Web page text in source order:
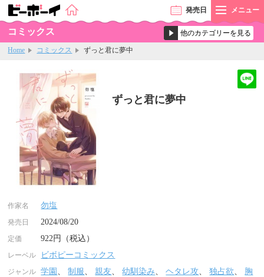
発売日 メニュー
コミックス
Home コミックス ずっと君に夢中
ずっと君に夢中
作家名 勿塩
発売日 2024/08/20
定価 922円（税込）
レーベル ビボピーコミックス
ジャンル 学園 、制服、親友、幼馴染み、ヘタレ攻、独占欲、 胸